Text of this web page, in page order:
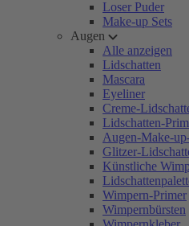
Loser Puder
Make-up Sets
Augen
Alle anzeigen
Lidschatten
Mascara
Eyeliner
Creme-
Lidschatten-
Augen-Make-
Glitzer-
Künstliche
Wimpern-Primer
Wimpernbürsten